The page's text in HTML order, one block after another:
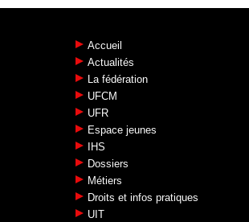
Accueil
Actualités
La fédération
UFCM
UFR
Espace jeunes
IHS
Dossiers
Métiers
Droits et infos pratiques
UIT